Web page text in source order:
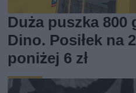
Duża puszka 800
Dino. Posiłek na
poniżej 6 zł